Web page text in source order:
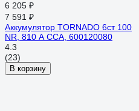
6 205 ₽
7 591 ₽
Аккумулятор TORNADO 6ст 100
NR, 810 А CCA, 600120080
4.3
(23)
В корзину